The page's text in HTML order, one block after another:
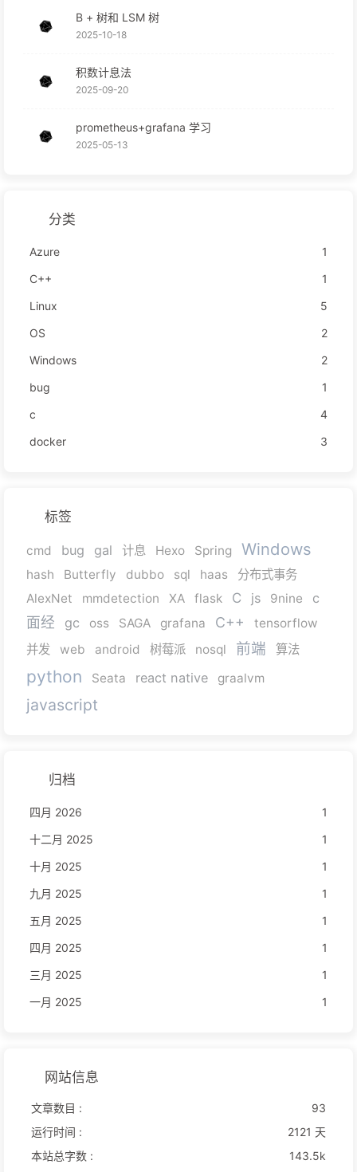
B + 树和 LSM 树
2025-10-18
积数计息法
2025-09-20
prometheus+grafana 学习
2025-05-13
分类
Azure
1
C++
1
Linux
5
OS
2
Windows
2
bug
1
c
4
docker
3
标签
cmd bug gal 计息 Hexo Spring Windows
hash Butterfly dubbo sql haas
分布式事务
AlexNet
mmdetection XA flask C js 9nine c
面经 gc oss SAGA grafana C++
tensorflow
并发
web android 树莓派 nosql 前端 算法
python Seata react native graalvm
javascript
归档
四月 2026
1
十二月 2025
1
十月 2025
1
九月 2025
1
五月 2025
1
四月 2025
1
三月 2025
1
一月 2025
1
网站信息
文章数目 :
93
运行时间 :
2121 天
本站总字数 :
143.5k